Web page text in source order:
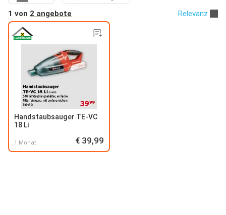
1 von 2 angebote Relevanz
Handstaubsauger TE-VC
18 Li
1 Monat € 39,99